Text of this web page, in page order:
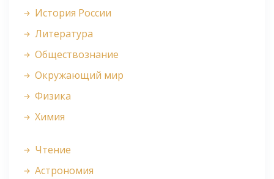
История России
Литература
Обществознание
Окружающий мир
Физика
Химия
Чтение
Астрономия